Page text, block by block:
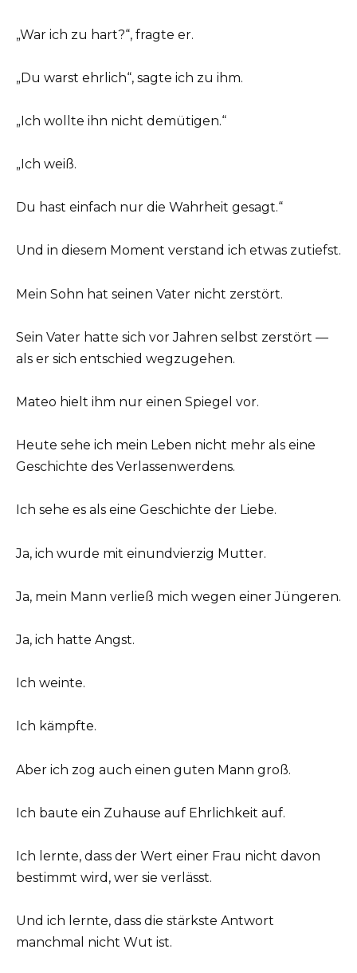
„War ich zu hart?“, fragte er.
„Du warst ehrlich“, sagte ich zu ihm.
„Ich wollte ihn nicht demütigen.“
„Ich weiß.
Du hast einfach nur die Wahrheit gesagt.“
Und in diesem Moment verstand ich etwas zutiefst.
Mein Sohn hat seinen Vater nicht zerstört.
Sein Vater hatte sich vor Jahren selbst zerstört —
als er sich entschied wegzugehen.
Mateo hielt ihm nur einen Spiegel vor.
Heute sehe ich mein Leben nicht mehr als eine
Geschichte des Verlassenwerdens.
Ich sehe es als eine Geschichte der Liebe.
Ja, ich wurde mit einundvierzig Mutter.
Ja, mein Mann verließ mich wegen einer Jüngeren.
Ja, ich hatte Angst.
Ich weinte.
Ich kämpfte.
Aber ich zog auch einen guten Mann groß.
Ich baute ein Zuhause auf Ehrlichkeit auf.
Ich lernte, dass der Wert einer Frau nicht davon
bestimmt wird, wer sie verlässt.
Und ich lernte, dass die stärkste Antwort
manchmal nicht Wut ist.